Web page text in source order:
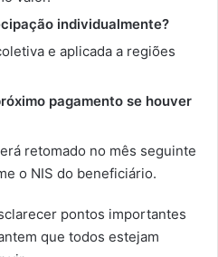
individualmente?
e aplicada a regiões
pagamento se houver
retomado no mês seguinte
o NIS do beneficiário.
pontos importantes
que todos estejam